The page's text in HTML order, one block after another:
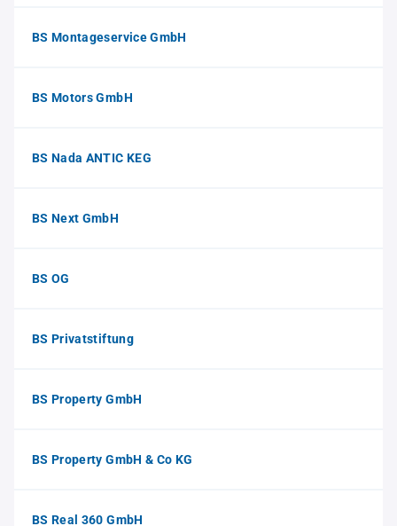
BS Montageservice GmbH
BS Motors GmbH
BS Nada ANTIC KEG
BS Next GmbH
BS OG
BS Privatstiftung
BS Property GmbH
BS Property GmbH & Co KG
BS Real 360 GmbH